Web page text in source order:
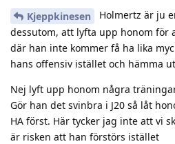
Kjeppkinesen
Holmertz är ju
dessutom, att lyfta upp honom för
där han inte kommer få ha lika
hans offensiv istället och hämma
Nej lyft upp honom några
Gör han det svinbra i J20 så låt
HA först. Här tycker jag inte att vi
är risken att han förstörs istället